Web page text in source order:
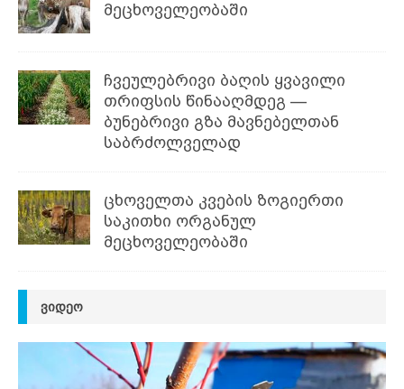
მეცხოველეობაში
ჩვეულებრივი ბაღის ყვავილი
თრიფსის წინააღმდეგ —
ბუნებრივი გზა მავნებელთან
საბრძოლველად
ცხოველთა კვების ზოგიერთი
საკითხი ორგანულ
მეცხოველეობაში
ᲕᲘᲓᲔᲝ